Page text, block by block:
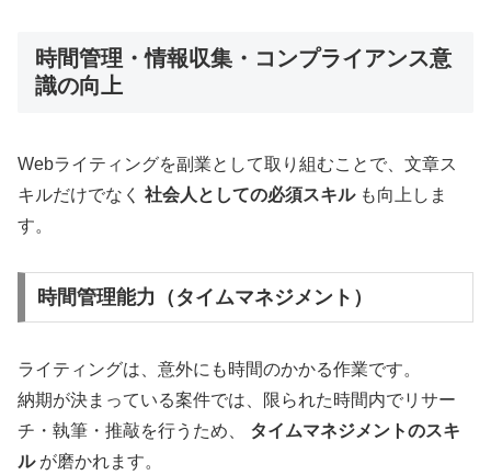
時間管理・情報収集・コンプライアンス意
識の向上
Webライティングを副業として取り組むことで、文章ス
キルだけでなく 社会人としての必須スキルも向上しま
す。
時間管理能力（タイムマネジメント）
ライティングは、意外にも時間のかかる作業です。
納期が決まっている案件では、限られた時間内でリサー
チ・執筆・推敲を行うため、 タイムマネジメントのスキ
ルが磨かれます。